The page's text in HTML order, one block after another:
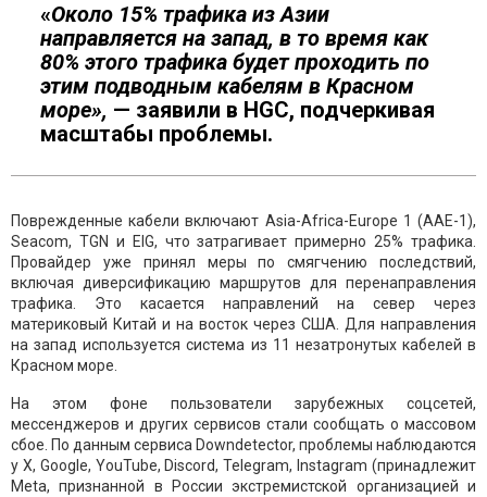
«Около 15% трафика из Азии
направляется на запад, в то время как
80% этого трафика будет проходить по
этим подводным кабелям в Красном
море», — заявили в HGC, подчеркивая
масштабы проблемы.
Поврежденные кабели включают Asia-Africa-Europe 1 (AAE-1),
Seacom, TGN и EIG, что затрагивает примерно 25% трафика.
Провайдер уже принял меры по смягчению последствий,
включая диверсификацию маршрутов для перенаправления
трафика. Это касается направлений на север через
материковый Китай и на восток через США. Для направления
на запад используется система из 11 незатронутых кабелей в
Красном море.
На этом фоне пользователи зарубежных соцсетей,
мессенджеров и других сервисов стали сообщать о массовом
сбое. По данным сервиса Downdetector, проблемы наблюдаются
у X, Google, YouTube, Discord, Telegram, Instagram (принадлежит
Meta, признанной в России экстремистской организацией и